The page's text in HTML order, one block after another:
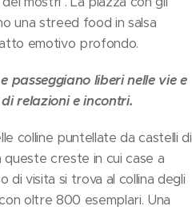
una streed food in salsa
emotivo profondo.
passeggiano liberi nelle vie e
relazioni e incontri.
colline puntellate da castelli di
queste creste in cui case a
visita si trova al collina degli
oltre 800 esemplari. Una